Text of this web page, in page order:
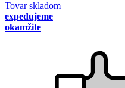
Tovar skladom
expedujeme
okamžite